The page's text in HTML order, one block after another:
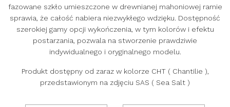
fazowane szkło umieszczone w drewnianej mahoniowej ramie
sprawia, że całość nabiera niezwykłego wdzięku. Dostępność
szerokiej gamy opcji wykończenia, w tym kolorów i efektu
postarzania, pozwala na stworzenie prawdziwie
indywidualnego i oryginalnego modelu.
Produkt dostępny od zaraz w kolorze CHT ( Chantilie ),
przedstawionym na zdjęciu SAS ( Sea Salt )